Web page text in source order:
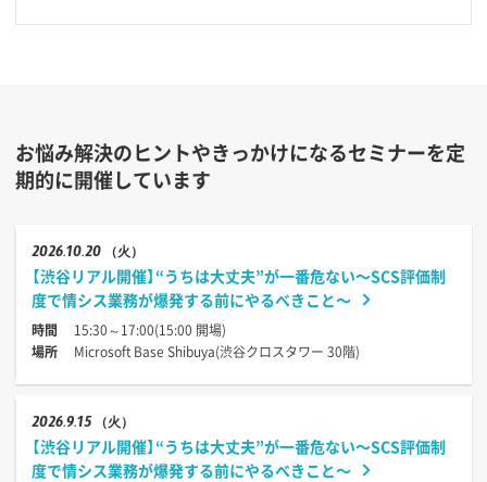
お悩み解決のヒントやきっかけになるセミナーを定
期的に開催しています
202610.20 （火）
【渋谷リアル開催】“うちは大丈夫”が一番危ない〜SCS評価制
度で情シス業務が爆発する前にやるべきこと〜
時間
15:30～17:00(15:00 開場)
場所
Microsoft Base Shibuya(渋谷クロスタワー 30階)
20269.15 （火）
【渋谷リアル開催】“うちは大丈夫”が一番危ない〜SCS評価制
度で情シス業務が爆発する前にやるべきこと〜